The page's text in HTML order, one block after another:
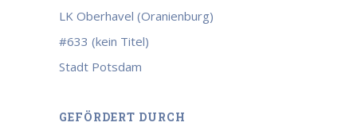
LK Oberhavel (Oranienburg)
#633 (kein Titel)
Stadt Potsdam
GEFÖRDERT DURCH